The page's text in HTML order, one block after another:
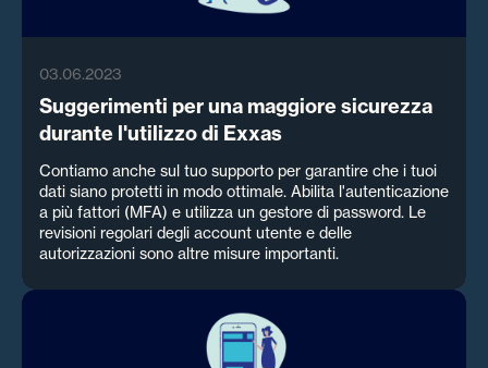
03.06.2023
Suggerimenti per una maggiore sicurezza
durante l'utilizzo di Exxas
Contiamo anche sul tuo supporto per garantire che i tuoi
dati siano protetti in modo ottimale. Abilita l'autenticazione
a più fattori (MFA) e utilizza un gestore di password. Le
revisioni regolari degli account utente e delle
autorizzazioni sono altre misure importanti.